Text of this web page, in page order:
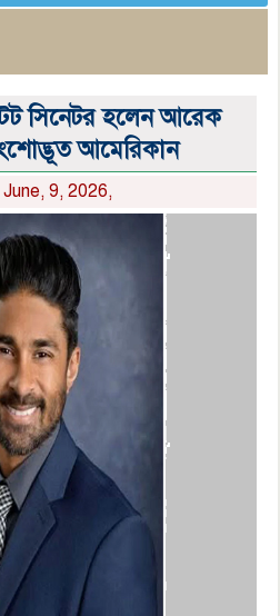
সিনেটর হলেন আরেক
আমেরিকান
June, 9, 2026,